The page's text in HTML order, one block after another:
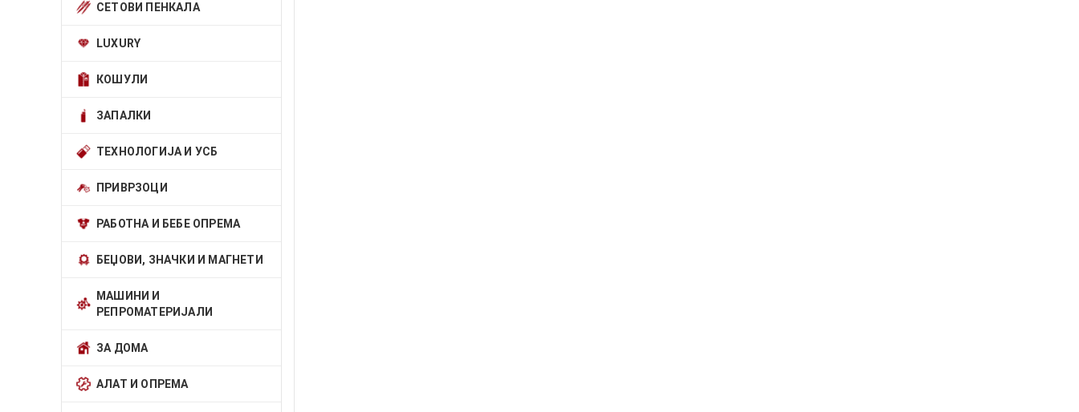
СЕТОВИ ПЕНКАЛА
LUXURY
КОШУЛИ
ЗАПАЛКИ
ТЕХНОЛОГИЈА И УСБ
ПРИВРЗОЦИ
РАБОТНА И БЕБЕ ОПРЕМА
БЕЏОВИ, ЗНАЧКИ И МАГНЕТИ
МАШИНИ И
РЕПРОМАТЕРИЈАЛИ
ЗА ДОМА
АЛАТ И ОПРЕМА